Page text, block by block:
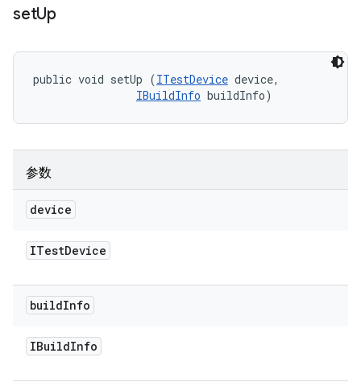
setUp
public void setUp (ITestDevice device,
IBuildInfo buildInfo)
参数
device
ITestDevice
buildInfo
IBuildInfo